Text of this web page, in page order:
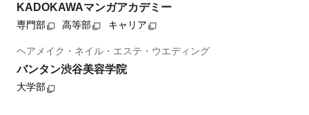
KADOKAWAマンガアカデミー
専門部 高等部 キャリア
ヘアメイク・ネイル・エステ・ウエディング
バンタン渋谷美容学院
大学部